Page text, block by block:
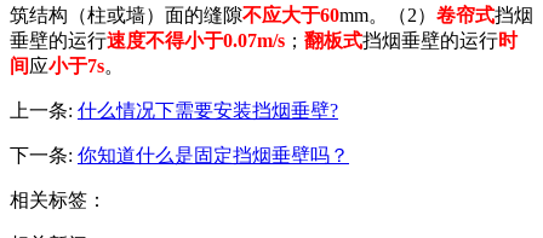
筑结构（柱或墙）面的缝隙不应大于60mm。 （2） 卷帘式挡烟
垂壁的运行速度不得小于0.07m/s ； 翻板式挡烟垂壁的运行时
间应小于7s。
上一条: 什么情况下需要安装挡烟垂壁?
下一条: 你知道什么是固定挡烟垂壁吗？
相关标签：